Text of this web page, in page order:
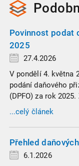
Povinnost podat
2025
27.4.2026
V pondělí 4. května
podání daňového
(DPFO) za rok
hranice povinnosti
chytáky v
...celý článek
Přehled
6.1.2026